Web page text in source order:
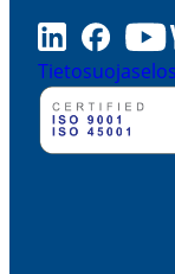
LinkedInFacebook